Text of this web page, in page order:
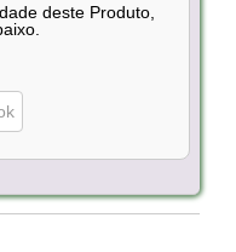
deste Produto,